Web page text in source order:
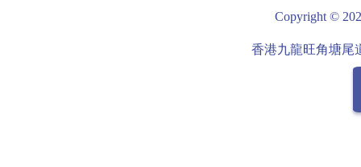
Copyright ©
香港九龍旺角塘尾